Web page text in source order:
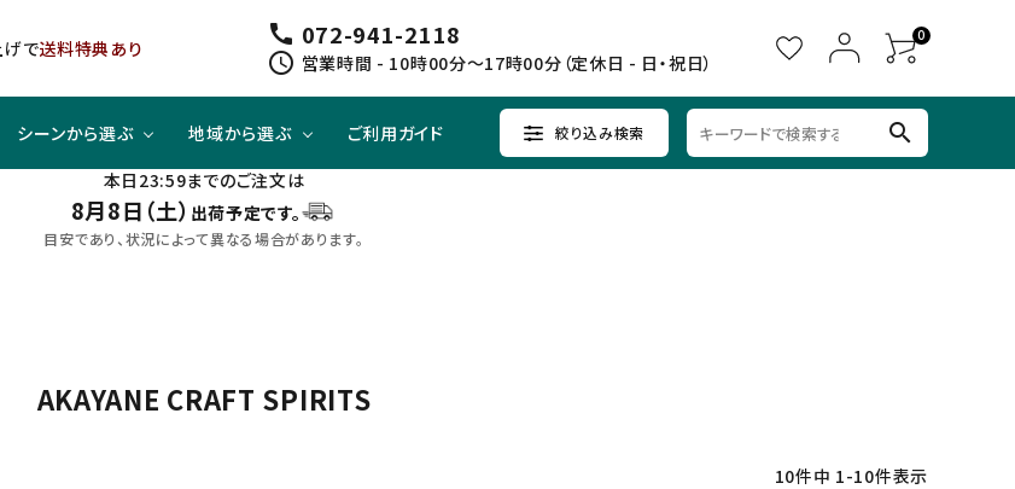
で送料特典あり call 072-941-2118
schedule 営業時間 - 10時00分～17時00分（定休日 - 日・祝日）
0
スピリッツ
スピリッツ
旨口×ジューシー
シーンから選ぶ
晩酌酒として
地域から選ぶ
関東
ご利用ガイド 絞り込み検索 search
本日23:59までのご注文は
8月8日（土） 出荷予定です。
目安であり、状況によって異なる場合があります。
AKAYANE CRAFT SPIRITS
10件中 1-10件表示